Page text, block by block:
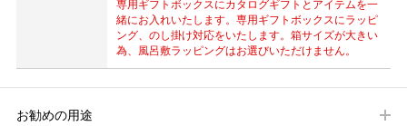
専用ギフトボックスにカタログギフトとアイテムを一
緒にお入れいたします。専用ギフトボックスにラッピ
ング、のし掛け対応をいたします。箱サイズが大きい
為、風呂敷ラッピングはお選びいただけません。
お勧めの用途